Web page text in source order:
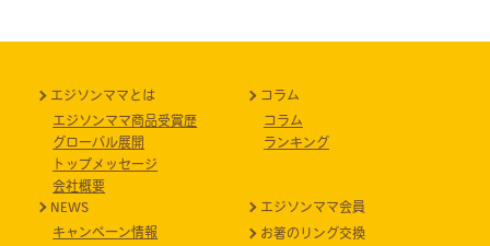
エジソンママとは
エジソンママ商品受賞歴
グローバル展開
トップメッセージ
会社概要
コラム
コラム
ランキング
NEWS
キャンペーン情報
エジソンママ会員
お箸のリング交換